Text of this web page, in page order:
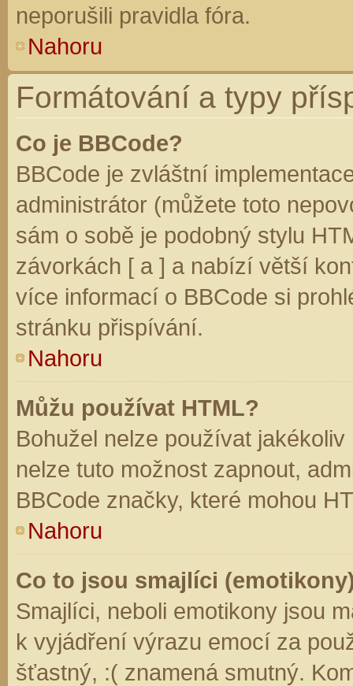
neporušili pravidla fóra.
Nahoru
Formátování a typy
Co je BBCode?
BBCode je zvláštní
administrátor (můžete toto
sám o sobě je podobný stylu
závorkách [ a ] a nabízí větší
více informací o BBCode si
stránku přispívání.
Nahoru
Můžu používat HTML?
Bohužel nelze používat
nelze tuto možnost zapnout,
BBCode značky, které mohou
Nahoru
Co to jsou smajlíci
Smajlíci, neboli emotikony jsou
k vyjádření výrazu emocí za
šťastný, :( znamená smutný.